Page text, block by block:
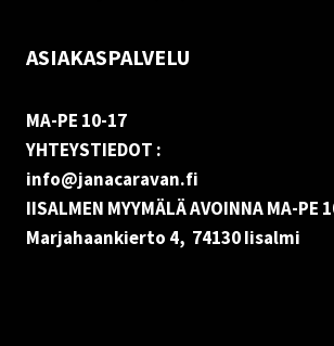
ASIAKASPALVELU
MA-PE 10-17
YHTEYSTIEDOT :
info@janacaravan.fi
IISALMEN MYYMÄLÄ AVOINNA MA-PE
Marjahaankierto 4, 74130 Iisalmi